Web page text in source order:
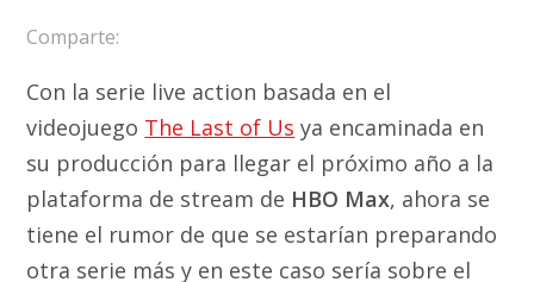
Comparte:
Con la serie live action basada en el
videojuego The Last of Us ya encaminada en
su producción para llegar el próximo año a la
plataforma de stream de HBO Max, ahora se
tiene el rumor de que se estarían preparando
otra serie más y en este caso sería sobre el